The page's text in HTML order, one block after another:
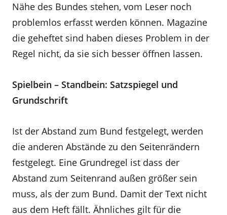
Nähe des Bundes stehen, vom Leser noch
problemlos erfasst werden können. Magazine
die geheftet sind haben dieses Problem in der
Regel nicht, da sie sich besser öffnen lassen.
Spielbein – Standbein: Satzspiegel und
Grundschrift
Ist der Abstand zum Bund festgelegt, werden
die anderen Abstände zu den Seitenrändern
festgelegt. Eine Grundregel ist dass der
Abstand zum Seitenrand außen größer sein
muss, als der zum Bund. Damit der Text nicht
aus dem Heft fällt. Ähnliches gilt für die